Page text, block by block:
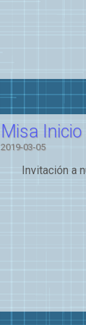
Misa
2019-03-05
Invitación a